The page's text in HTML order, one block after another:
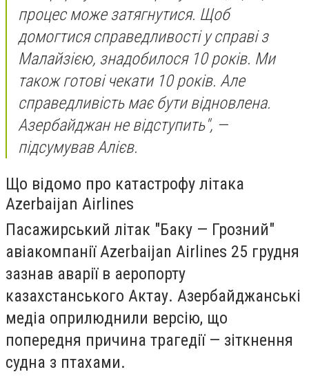
процес може затягнутися. Щоб
домогтися справедливості у справі з
Малайзією, знадобилося 10 років. Ми
також готові чекати 10 років. Але
справедливість має бути відновлена.
Азербайджан не відступить", —
підсумував Алієв.
Що відомо про катастрофу літака
Azerbaijan Airlines
Пасажирський літак "Баку — Грозний"
авіакомпанії Azerbaijan Airlines 25 грудня
зазнав аварії в аеропорту
казахстанського Актау. Азербайджанські
медіа оприлюднили версію, що
попередня причина трагедії — зіткнення
судна з птахами.